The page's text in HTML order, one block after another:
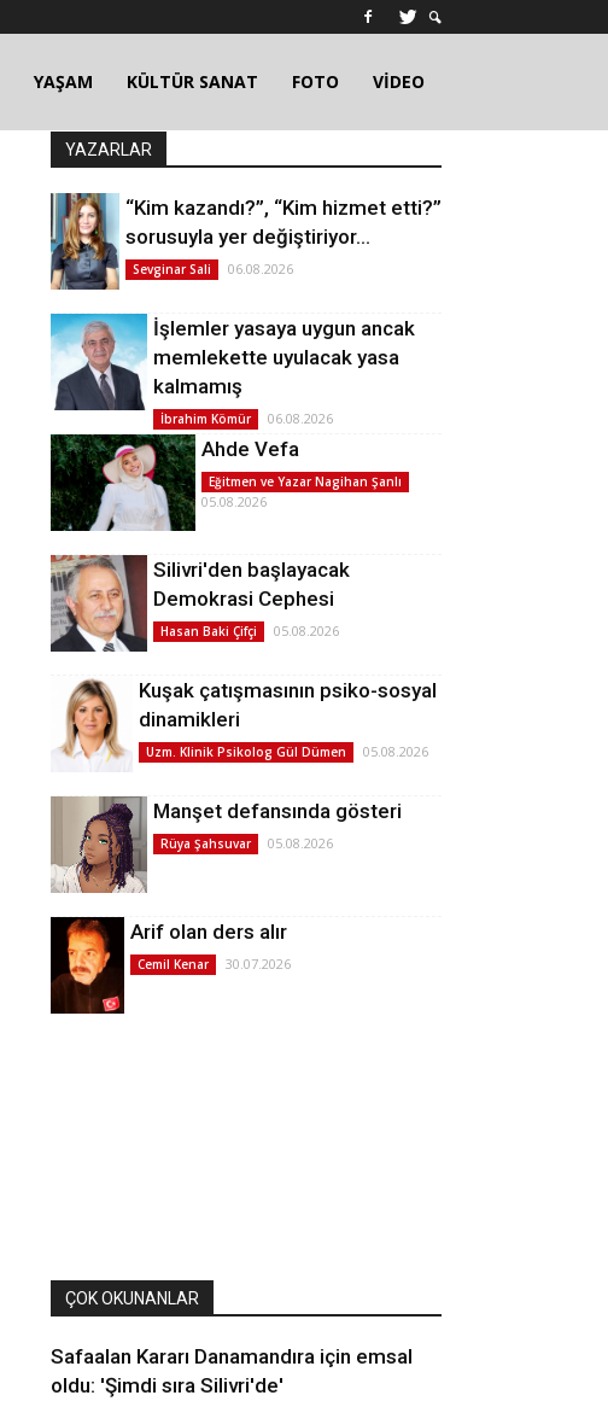
YAŞAM KÜLTÜR SANAT FOTO VİDEO
YAZARLAR
“Kim kazandı?”, “Kim hizmet etti?”
sorusuyla yer değiştiriyor…
Sevginar Sali 06.08.2026
İşlemler yasaya uygun ancak
memlekette uyulacak yasa
kalmamış
İbrahim Kömür 06.08.2026
Ahde Vefa
Eğitmen ve Yazar Nagihan Şanlı
05.08.2026
Silivri'den başlayacak
Demokrasi Cephesi
Hasan Baki Çifçi 05.08.2026
Kuşak çatışmasının psiko-sosyal
dinamikleri
Uzm. Klinik Psikolog Gül Dümen 05.08.2026
Manşet defansında gösteri
Rüya Şahsuvar 05.08.2026
Arif olan ders alır
Cemil Kenar 30.07.2026
ÇOK OKUNANLAR
Safaalan Kararı Danamandıra için emsal
oldu: 'Şimdi sıra Silivri'de'